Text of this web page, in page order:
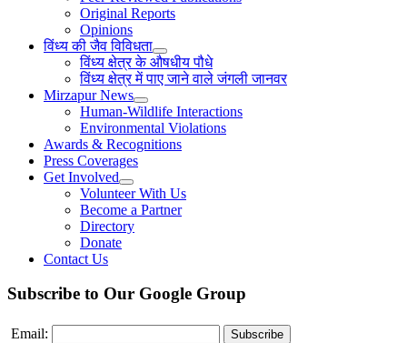
Original Reports
Opinions
विंध्य की जैव विविधता
विंध्य क्षेत्र के औषधीय पौधे
विंध्य क्षेत्र में पाए जाने वाले जंगली जानवर
Mirzapur News
Human-Wildlife Interactions
Environmental Violations
Awards & Recognitions
Press Coverages
Get Involved
Volunteer With Us
Become a Partner
Directory
Donate
Contact Us
Subscribe to Our Google Group
Email: